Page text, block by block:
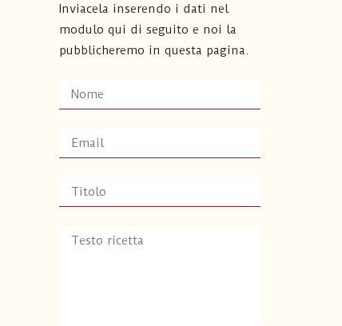
Inviacela inserendo i dati nel
modulo qui di seguito e noi la
pubblicheremo in questa pagina.